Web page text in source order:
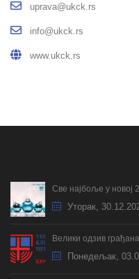
uprava@ukck.rs
info@ukck.rs
www.ukck.rs
Све најбоље у новој
Уторак,
Велики одзив
Понедељак,